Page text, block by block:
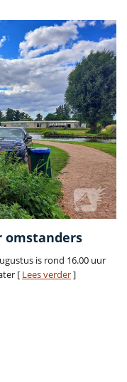
omstanders
is rond 16.00 uur
[ Lees verder]